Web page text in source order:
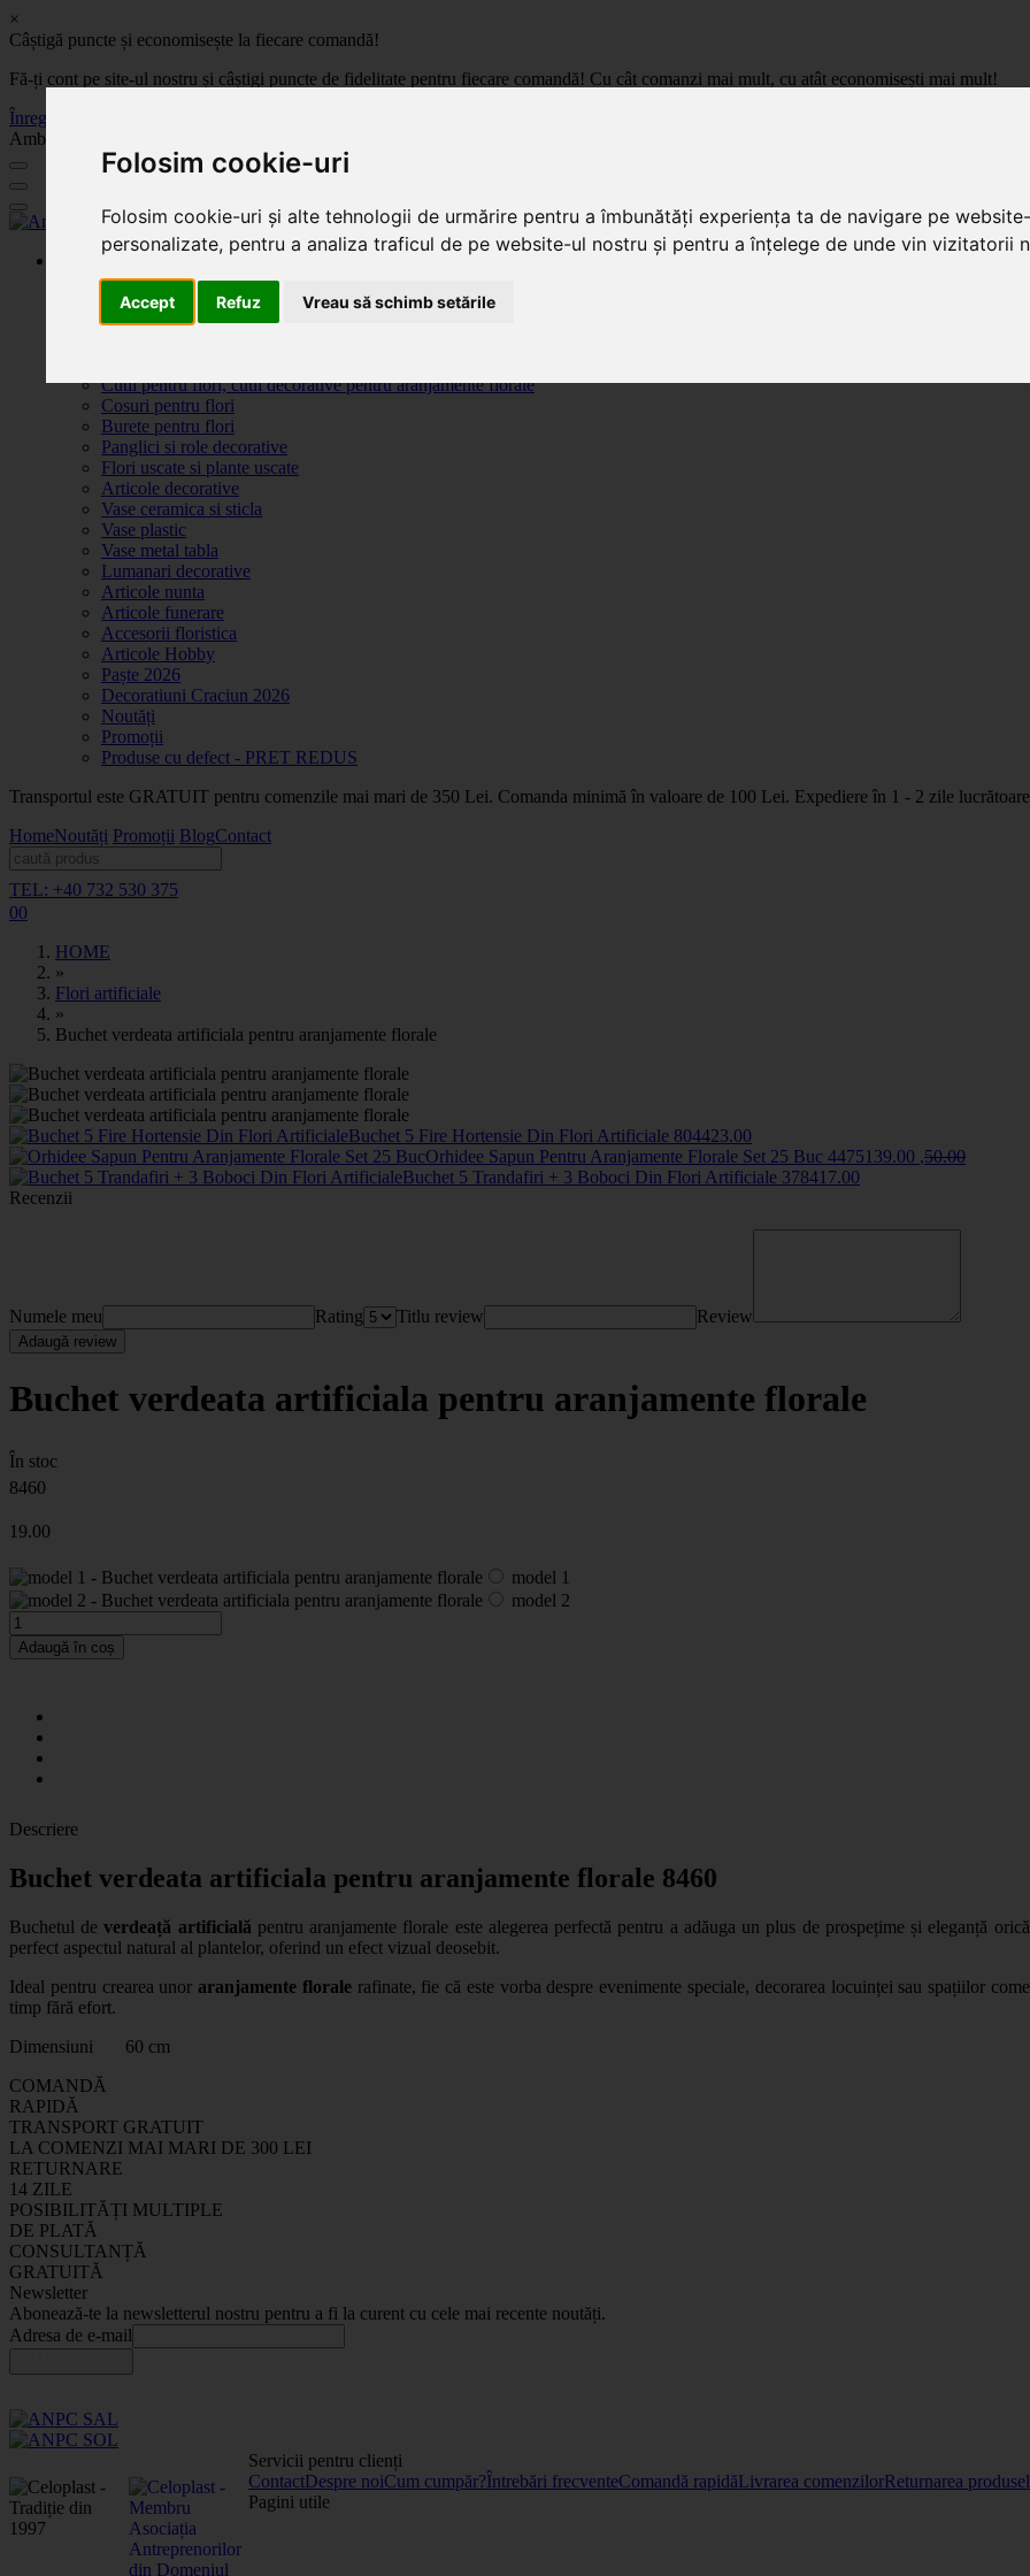
Folosim cookie-uri
Folosim cookie-uri și alte tehnologii de urmărire pentru a îmbunătăți experiența ta de navigare pe
personalizate, pentru a analiza traficul de pe website-ul nostru și pentru a înțelege de unde vin vizitatorii
Accept Refuz Vreau să schimb setările
×
Câștigă puncte și economisește la fiecare comandă!
Fă-ți cont pe site-ul nostru și câștigi puncte de fidelitate pentru fiecare comandă! Cu cât comanzi mai mult, cu atât economisești mai mult!
Înregistrează-te acum
Ambalaje, decoratiuni si accesorii pentru flori. Produse de calitate la pret de importator, cu livrare in toata Romania.
Produse
Plante artificiale la ghiveci
Ambalaje pentru flori
Flori de săpun
Cutii pentru flori, cutii decorative pentru aranjamente florale
Cosuri pentru flori
Burete pentru flori
Panglici si role decorative
Flori uscate si plante uscate
Articole decorative
Vase ceramica si sticla
Vase plastic
Vase metal tabla
Lumanari decorative
Articole nunta
Articole funerare
Accesorii floristica
Articole Hobby
Paște 2026
Decoratiuni Craciun 2026
Noutăți
Promoții
Produse cu defect - PRET REDUS
Transportul este GRATUIT pentru comenzile mai mari de 350 Lei. Comanda minimă în valoare de 100 Lei. Expediere în 1 - 2 zile
HomeNoutăți Promoții BlogContact
TEL: +40 732 530 375
00
HOME
»
Flori artificiale
»
Buchet verdeata artificiala pentru aranjamente florale
Buchet 5 Fire Hortensie Din Flori Artificiale 804423.00
Orhidee Sapun Pentru Aranjamente Florale Set 25 Buc 44751 39.00 ,50.00
Buchet 5 Trandafiri + 3 Boboci Din Flori Artificiale 378417.00
Recenzii
Numele meu Rating Titlu review Review
Adaugă review
Buchet verdeata artificiala pentru aranjamente florale
În stoc
8460
19.00
model 1
model 2
Adaugă în coș
Descriere
Buchet verdeata artificiala pentru aranjamente florale 8460
Buchetul deverdeață artificială pentru aranjamente florale este alegerea perfectă pentru a adăuga un plus de prospețime și eleganță
perfect aspectul natural al plantelor, oferind un efect vizual deosebit.
Ideal pentru crearea unor aranjamente floralerafinate, fie că este vorba despre evenimente speciale, decorarea locuinței sau spațiilor
timp fără efort.
Dimensiuni 60 cm
COMANDĂ
RAPIDĂ
TRANSPORT GRATUIT
LA COMENZI MAI MARI DE 300 LEI
RETURNARE
14 ZILE
POSIBILITĂȚI MULTIPLE
DE PLATĂ
CONSULTANȚĂ
GRATUITĂ
Newsletter
Abonează-te la newsletterul nostru pentru a fi la curent cu cele mai recente noutăți.
Adresa de e-mail
Servicii pentru clienți
ContactDespre noiCum cumpăr?Întrebări frecventeComandă rapidăLivrarea comenzilorReturnarea
Pagini utile